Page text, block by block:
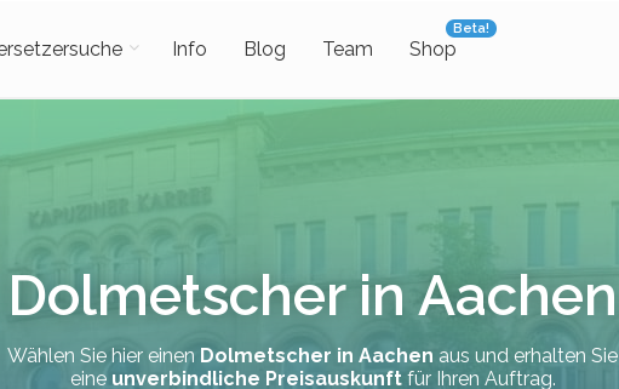
Info Blog Team Shop
Beta!
Dolmetscher in Aachen
Wählen Sie hier einen Dolmetscher in Aachen aus und erhalten Sie
eine unverbindliche Preisauskunftfür Ihren Auftrag.